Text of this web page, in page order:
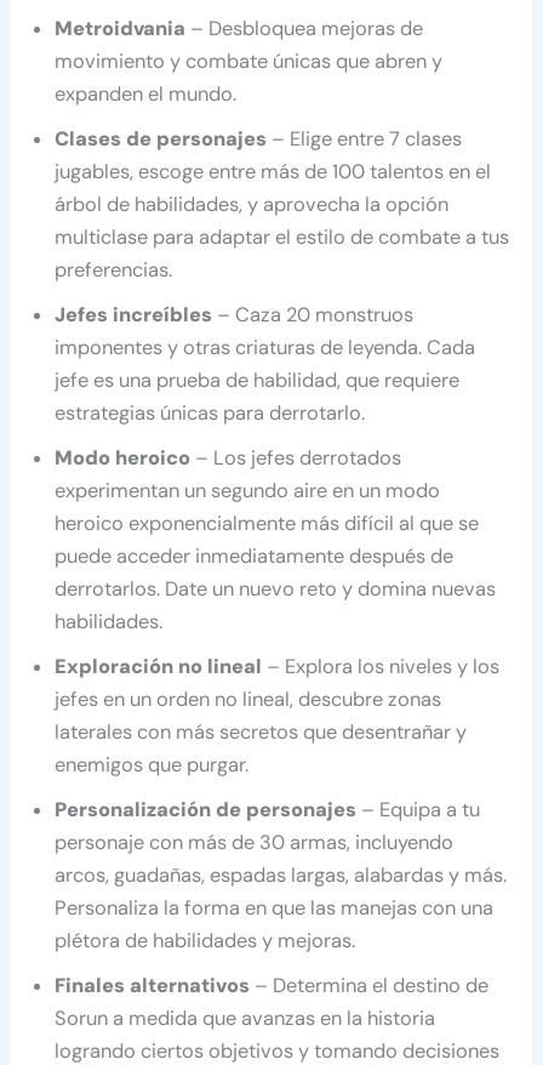
Metroidvania – Desbloquea mejoras de
movimiento y combate únicas que abren y
expanden el mundo.
Clases de personajes – Elige entre 7 clases
jugables, escoge entre más de 100 talentos en el
árbol de habilidades, y aprovecha la opción
multiclase para adaptar el estilo de combate a tus
preferencias.
Jefes increíbles – Caza 20 monstruos
imponentes y otras criaturas de leyenda. Cada
jefe es una prueba de habilidad, que requiere
estrategias únicas para derrotarlo.
Modo heroico – Los jefes derrotados
experimentan un segundo aire en un modo
heroico exponencialmente más difícil al que se
puede acceder inmediatamente después de
derrotarlos. Date un nuevo reto y domina nuevas
habilidades.
Exploración no lineal – Explora los niveles y los
jefes en un orden no lineal, descubre zonas
laterales con más secretos que desentrañar y
enemigos que purgar.
Personalización de personajes – Equipa a tu
personaje con más de 30 armas, incluyendo
arcos, guadañas, espadas largas, alabardas y más.
Personaliza la forma en que las manejas con una
plétora de habilidades y mejoras.
Finales alternativos – Determina el destino de
Sorun a medida que avanzas en la historia
logrando ciertos objetivos y tomando decisiones